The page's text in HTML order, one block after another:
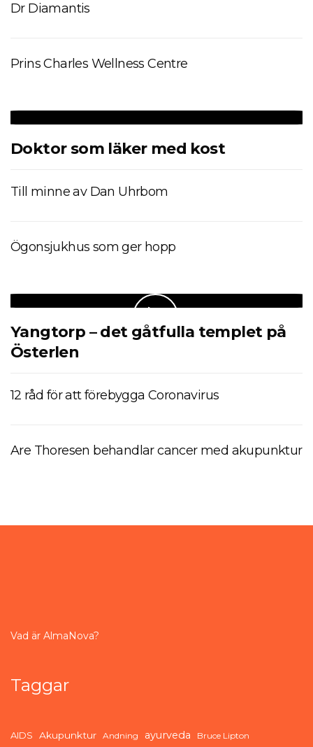
Dr Diamantis
Prins Charles Wellness Centre
Doktor som läker med kost
Till minne av Dan Uhrbom
Ögonsjukhus som ger hopp
Yangtorp – det gåtfulla templet på
Österlen
12 råd för att förebygga Coronavirus
Are Thoresen behandlar cancer med akupunktur
Vad är AlmaNova?
Taggar
AIDS Akupunktur Andning ayurveda Bruce Lipton